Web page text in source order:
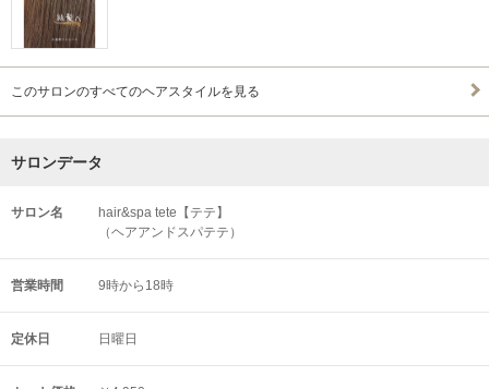
このサロンのすべてのヘアスタイルを見る
サロンデータ
サロン名
hair&spa tete【テテ】
（ヘアアンドスパテテ）
営業時間 9時から18時
定休日 日曜日